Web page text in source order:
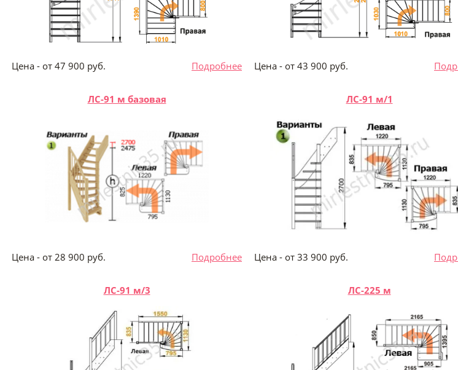
Цена - от 47 900 руб. Подробнее Цена - от 43 900 руб.
ЛС-91 м базовая
Цена - от 28 900 руб. Подробнее
ЛС-91 м/1
Цена - от 33 900 руб.
ЛС-91 м/3 ЛС-225 м